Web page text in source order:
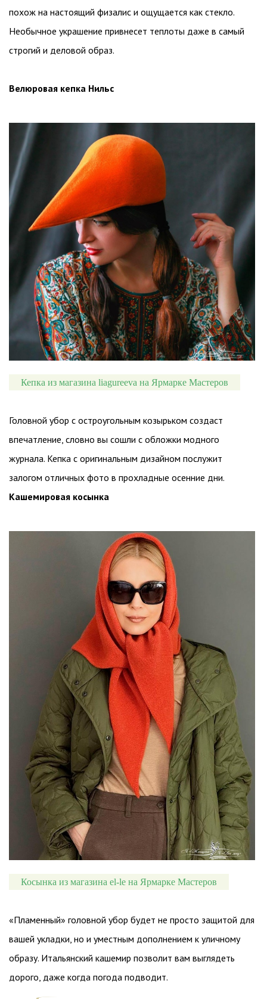
похож на настоящий физалис и ощущается как стекло.
Необычное украшение привнесет теплоты даже в самый
строгий и деловой образ.
Велюровая кепка Нильс
Кепка из магазина liagureeva на Ярмарке Мастеров
Головной убор с остроугольным козырьком создаст
впечатление, словно вы сошли с обложки модного
журнала. Кепка с оригинальным дизайном послужит
залогом отличных фото в прохладные осенние дни.
Кашемировая косынка
Косынка из магазина el-le на Ярмарке Мастеров
«Пламенный» головной убор будет не просто защитой для
вашей укладки, но и уместным дополнением к уличному
образу. Итальянский кашемир позволит вам выглядеть
дорого, даже когда погода подводит.